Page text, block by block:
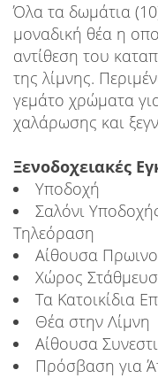
Όλα τα δωμάτια
μοναδική θέα η
αντίθεση του
της λίμνης.
γεμάτο χρώματα
χαλάρωσης και
Ξενοδοχειακές
Υποδοχή
Σαλόνι
Τηλεόραση
Αίθουσα
Χώρος
Τα Κατοικίδια
Θέα στην Λίμνη
Αίθουσα
Πρόσβαση για